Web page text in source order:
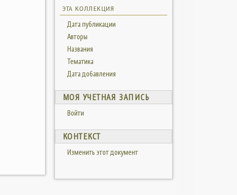
ЭТА КОЛЛЕКЦИЯ
Дата публикации
Авторы
Названия
Тематика
Дата добавления
МОЯ УЧЕТНАЯ ЗАПИСЬ
Войти
КОНТЕКСТ
Изменить этот документ